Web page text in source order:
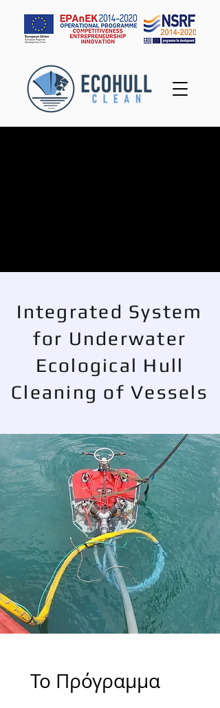
Integrated System
for Underwater
Ecological Hull
Cleaning of Vessels
Το Πρόγραμμα